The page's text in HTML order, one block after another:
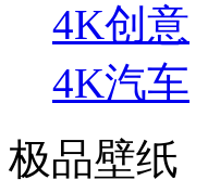
4K创意
4K汽车
极品壁纸